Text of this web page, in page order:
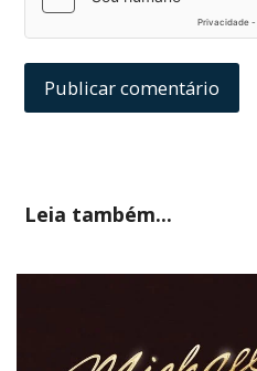
Leia também...